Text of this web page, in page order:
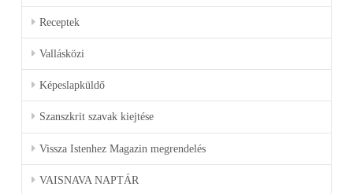
Receptek
Vallásközi
Képeslapküldő
Szanszkrit szavak kiejtése
Vissza Istenhez Magazin megrendelés
VAISNAVA NAPTÁR